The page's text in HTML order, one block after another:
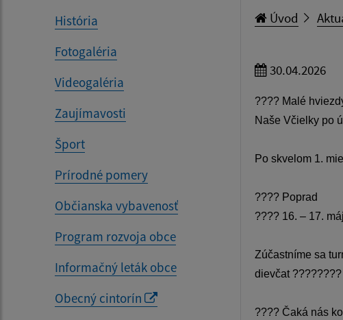
História
Fotogaléria
Videogaléria
Zaujímavosti
Šport
Prírodné pomery
Občianska vybavenosť
Program rozvoja obce
Informačný leták obce
Obecný cintorín
Úvod
30.04.2026
???? Malé
Naše Včielky po
Po skvelom 1.
???? Poprad
???? 16. – 17.
Zúčastníme sa
dievčat ????????
???? Čaká nás